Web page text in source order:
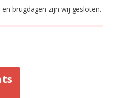
brugdagen zijn wij gesloten.